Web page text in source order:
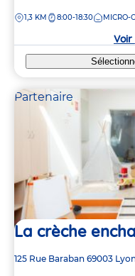
la
DISTANCE
1,3 KM 8:00-18:30 MICRO-
Partenaire
La crèche
Adresse
125 Rue Baraban 69003